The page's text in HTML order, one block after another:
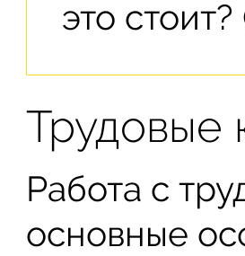
это
Трудовые
Работа с
основные